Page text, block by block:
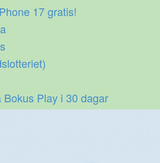
17 gratis!
Play i 30 dagar